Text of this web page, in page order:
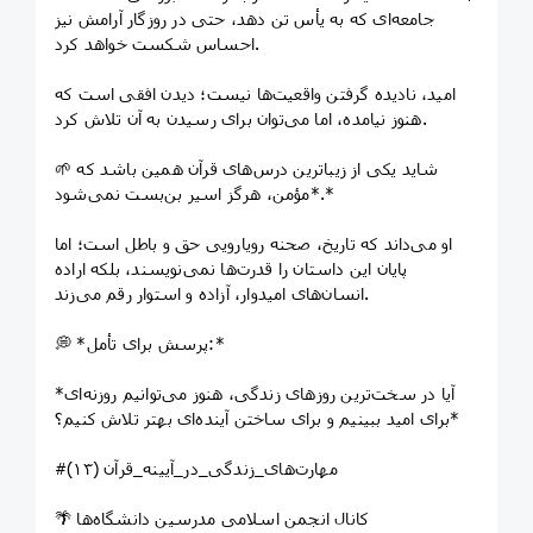
جامعه‌ای که به یأس تن دهد، حتی در روزگار آرامش نیز
احساس شکست خواهد کرد.
امید، نادیده گرفتن واقعیت‌ها نیست؛ دیدن افقی است که
هنوز نیامده، اما می‌توان برای رسیدن به آن تلاش کرد.
🌱 شاید یکی از زیباترین درس‌های قرآن همین باشد که
*مؤمن، هرگز اسیر بن‌بست نمی‌شود.*
او می‌داند که تاریخ، صحنه رویارویی حق و باطل است؛ اما
پایان این داستان را قدرت‌ها نمی‌نویسند، بلکه اراده
انسان‌های امیدوار، آزاده و استوار رقم می‌زند.
💭 *پرسش برای تأمل:*
*آیا در سخت‌ترین روزهای زندگی، هنوز می‌توانیم روزنه‌ای
برای امید ببینیم و برای ساختن آینده‌ای بهتر تلاش کنیم؟*
#مهارت‌های_زندگی_در_آیینه_قرآن (۱۳)
🌴 کانال انجمن اسلامی مدرسین دانشگاه‌ها